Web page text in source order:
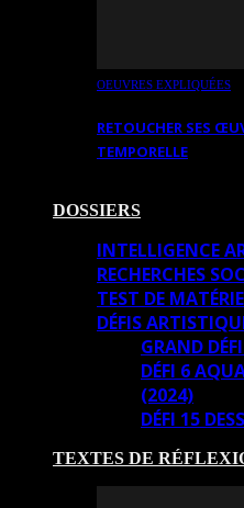
OEUVRES EXPLIQUÉES
RETOUCHER SES
TEMPORELLE
DOSSIERS
INTELLIGENCE
RECHERCHES
TEST DE
DÉFIS
GRAND
DÉFI 6
(2024)
DÉFI 15
TEXTES DE